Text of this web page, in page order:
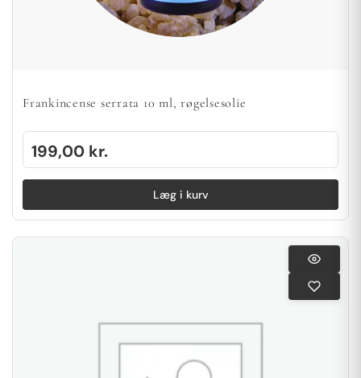
Frankincense serrata 10 ml, røgelsesolie
199,00 kr.
Læg i kurv